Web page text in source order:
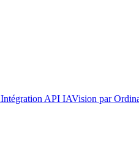
Intégration API IAVision par